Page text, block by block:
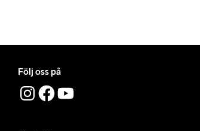
Följ oss på